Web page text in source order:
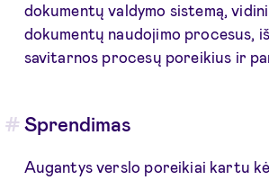
dokumentų valdymo sistemą,
dokumentų naudojimo procesus,
savitarnos procesų poreikius ir
Sprendimas
Augantys verslo poreikiai kartu